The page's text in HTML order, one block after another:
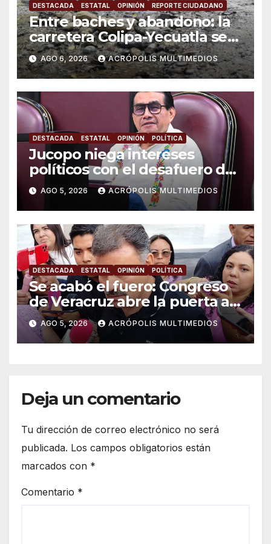
DESTACADA ESTATAL OPINIÓN REPORTE CIUDADANO
Entre baches y abandono: la
carretera Colipa-Yecuatla se
convierte en un riesgo diario
AGO 6, 2026 ACRÓPOLIS MULTIMEDIOS
DESTACADA ESTATAL OPINIÓN POLÍTICA
Jucopo niega intereses
políticos con el desafuero de
alcaldes
AGO 5, 2026 ACRÓPOLIS MULTIMEDIOS
DESTACADA ESTATAL OPINIÓN POLÍTICA
Se acabó el fuero: Congreso
de Veracruz abre la puerta a
proceso penal contra alcalde
de Úrsulo Galván
AGO 5, 2026 ACRÓPOLIS MULTIMEDIOS
Deja un comentario
Tu dirección de correo electrónico no será
publicada. Los campos obligatorios están
marcados con *
Comentario *